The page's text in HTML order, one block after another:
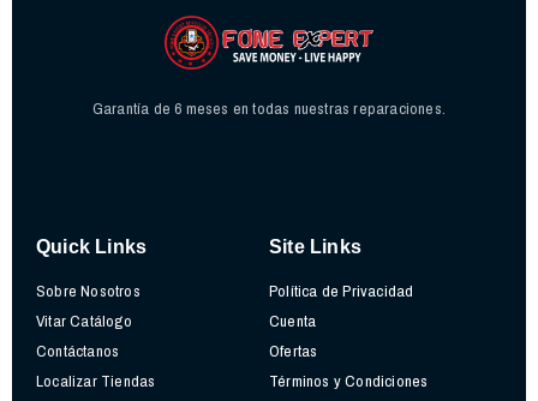
Garantía de 6 meses en todas nuestras reparaciones.
Quick Links
Sobre Nosotros
Vitar Catálogo
Contáctanos
Localizar Tiendas
Site Links
Política de Privacidad
Cuenta
Ofertas
Términos y Condiciones